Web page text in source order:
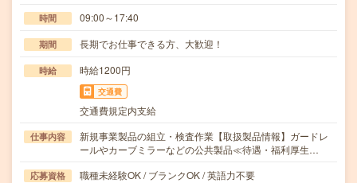
時間 09:00～17:40
期間 長期でお仕事できる方、大歓迎！
時給 時給1200円
交通費
交通費規定内支給
仕事内容
新規事業製品の組立・検査作業【取扱製品情報】ガードレ
ールやカーブミラーなどの公共製品≪待遇・福利厚生…
応募資格
職種未経験OK / ブランクOK / 英語力不要